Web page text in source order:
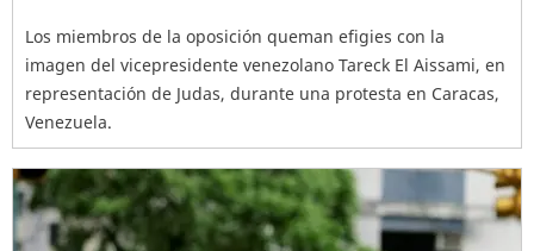
Los miembros de la oposición queman efigies con la
imagen del vicepresidente venezolano Tareck El Aissami, en
representación de Judas, durante una protesta en Caracas,
Venezuela.